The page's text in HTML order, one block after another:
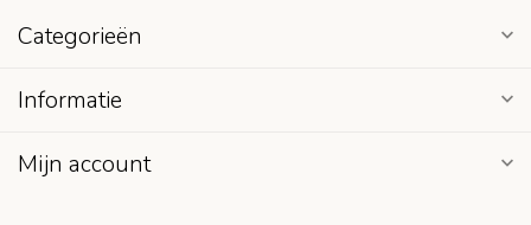
Categorieën
Informatie
Mijn account